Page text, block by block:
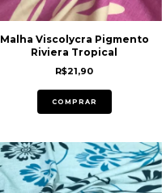
Malha Viscolycra Pigmento
Riviera Tropical
R$21,90
COMPRAR